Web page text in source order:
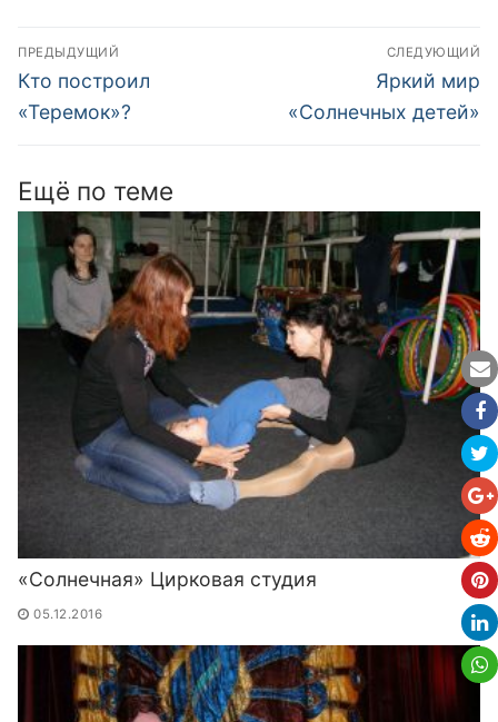
Навигация
по
записям
ПРЕДЫДУЩИЙ
Предыдущая
запись:
Кто построил
«Теремок»?
СЛЕДУЮЩИЙ
Следующая
запись:
Яркий мир
«Солнечных детей»
Ещё по теме
«Солнечная» Цирковая студия
05.12.2016